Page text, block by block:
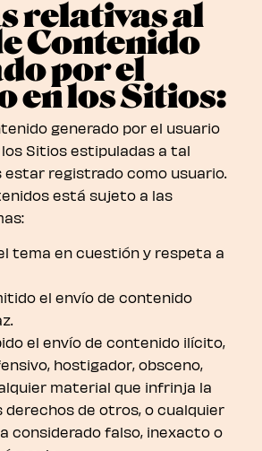
relativas al
Contenido
por el
en los Sitios:
generado por el usuario
Sitios estipuladas a tal
estar registrado como usuario.
está sujeto a las
tema en cuestión y respeta a
el envío de contenido
el envío de contenido ilícito,
hostigador, obsceno,
material que infrinja la
derechos de otros, o cualquier
considerado falso, inexacto o